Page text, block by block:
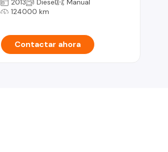
2013 Diesel
Manual
124000 km
Contactar ahora